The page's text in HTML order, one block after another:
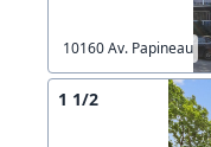
10160 Av. Papineau
1 1/2